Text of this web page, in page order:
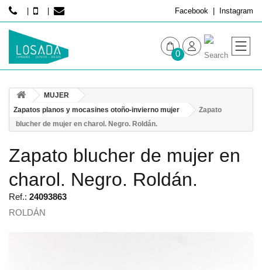
Facebook Instagram
0
HOMBRE
MUJER
Zapatos planos y mocasines otoño-invierno mujer
Zapato
blucher de mujer en charol. Negro. Roldán.
Zapato blucher de mujer en
charol. Negro. Roldán.
Ref.: 24093863
ROLDÁN